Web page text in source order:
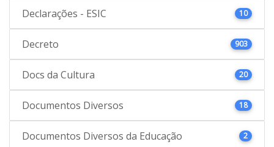
Declarações - ESIC 10
Decreto 903
Docs da Cultura 20
Documentos Diversos 18
Documentos Diversos da Educação 2